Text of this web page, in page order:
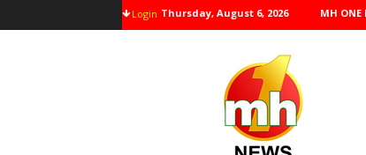
Login Thursday, August 6, 2026 MH ONE